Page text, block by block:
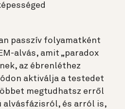
passzív folyamatként
alvás, amit „paradox
az ébrenléthez
aktiválja a testedet
megtudhatsz erről
alvásfázisról, és arról is,